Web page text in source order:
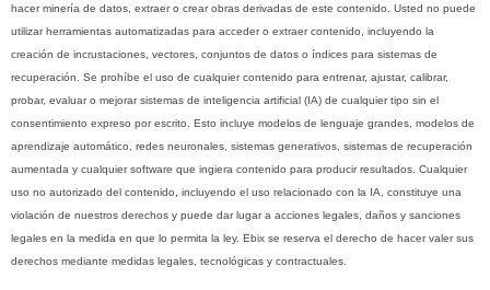
hacer minería de datos, extraer o crear obras derivadas de este contenido. Usted no puede
utilizar herramientas automatizadas para acceder o extraer contenido, incluyendo la
creación de incrustaciones, vectores, conjuntos de datos o índices para sistemas de
recuperación. Se prohíbe el uso de cualquier contenido para entrenar, ajustar, calibrar,
probar, evaluar o mejorar sistemas de inteligencia artificial (IA) de cualquier tipo sin el
consentimiento expreso por escrito. Esto incluye modelos de lenguaje grandes, modelos de
aprendizaje automático, redes neuronales, sistemas generativos, sistemas de recuperación
aumentada y cualquier software que ingiera contenido para producir resultados. Cualquier
uso no autorizado del contenido, incluyendo el uso relacionado con la IA, constituye una
violación de nuestros derechos y puede dar lugar a acciones legales, daños y sanciones
legales en la medida en que lo permita la ley. Ebix se reserva el derecho de hacer valer sus
derechos mediante medidas legales, tecnológicas y contractuales.